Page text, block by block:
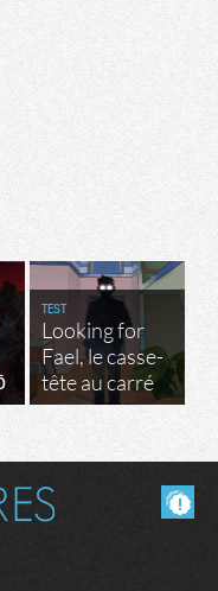
TEST
Looking for
Fael, le casse-
tête au carré
lus.